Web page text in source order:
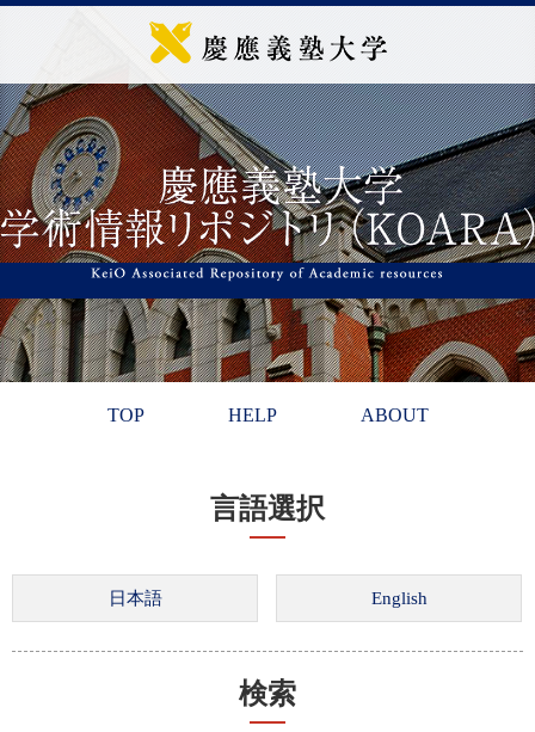
TOP HELP ABOUT
言語選択
検索